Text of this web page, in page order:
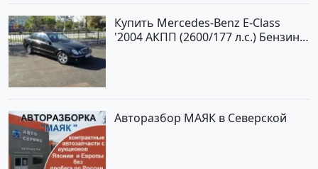
Купить Mercedes-Benz E-Class
'2004 АКПП (2600/177 л.с.) Бензин
Авторазбор МАЯК в Северской